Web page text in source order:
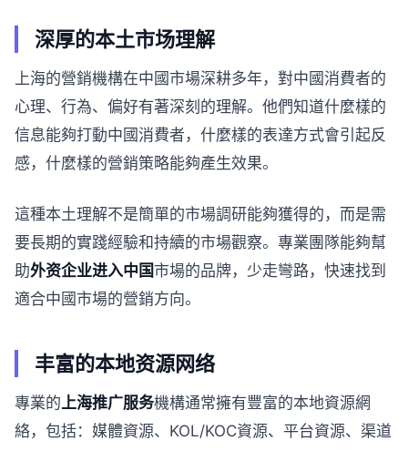
深厚的本土市场理解
上海的營銷機構在中國市場深耕多年，對中國消費者的
心理、行為、偏好有著深刻的理解。他們知道什麼樣的
信息能夠打動中國消費者，什麼樣的表達方式會引起反
感，什麼樣的營銷策略能夠產生效果。
這種本土理解不是簡單的市場調研能夠獲得的，而是需
要長期的實踐經驗和持續的市場觀察。專業團隊能夠幫
助外资企业进入中国市場的品牌，少走彎路，快速找到
適合中國市場的營銷方向。
丰富的本地资源网络
專業的上海推广服务機構通常擁有豐富的本地資源網
絡，包括：媒體資源、KOL/KOC資源、平台資源、渠道